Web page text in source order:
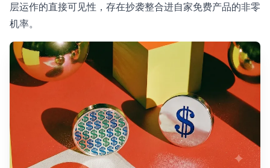
层运作的直接可见性，存在抄袭整合进自家免费产品的非零
机率。